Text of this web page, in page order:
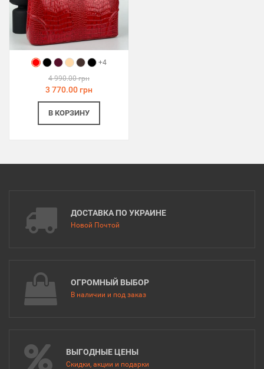
+4
4 990.00 грн
3 770.00 грн
В КОРЗИНУ
ДОСТАВКА ПО УКРАИНЕ
Новой Почтой
ОГРОМНЫЙ ВЫБОР
В наличии и под заказ
ВЫГОДНЫЕ ЦЕНЫ
Скидки, акции и подарки